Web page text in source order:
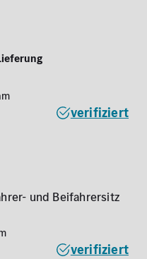
verifiziert
und Beifahrersitz
verifiziert